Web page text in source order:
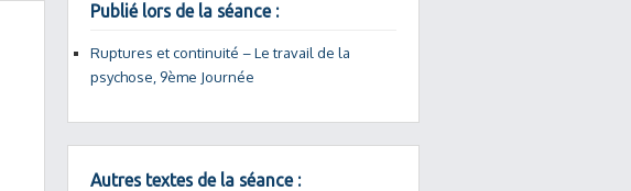
Publié lors de la séance :
Ruptures et continuité – Le travail de la
psychose, 9ème Journée
Autres textes de la séance :